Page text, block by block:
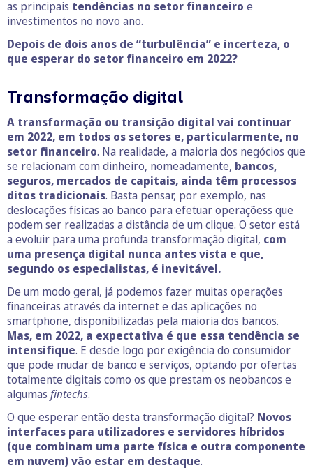
as principais tendências no setor financeiro e
investimentos no novo ano.
Depois de dois anos de “turbulência” e incerteza, o
que esperar do setor financeiro em 2022?
Transformação digital
A transformação ou transição digital vai continuar
em 2022, em todos os setores e, particularmente, no
setor financeiro. Na realidade, a maioria dos negócios que
se relacionam com dinheiro, nomeadamente, bancos,
seguros, mercados de capitais, ainda têm processos
ditos tradicionais. Basta pensar, por exemplo, nas
deslocações físicas ao banco para efetuar operaçõess que
podem ser realizadas a distância de um clique. O setor está
a evoluir para uma profunda transformação digital, com
uma presença digital nunca antes vista e que,
segundo os especialistas, é inevitável.
De um modo geral, já podemos fazer muitas operações
financeiras através da internet e das aplicações no
smartphone, disponibilizadas pela maioria dos bancos.
Mas, em 2022, a expectativa é que essa tendência se
intensifique. E desde logo por exigência do consumidor
que pode mudar de banco e serviços, optando por ofertas
totalmente digitais como os que prestam os neobancos e
algumas fintechs.
O que esperar então desta transformação digital? Novos
interfaces para utilizadores e servidores híbridos
(que combinam uma parte física e outra componente
em nuvem) vão estar em destaque.